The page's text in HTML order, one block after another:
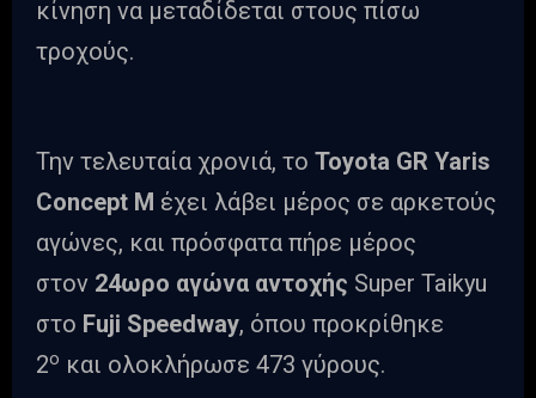
κίνηση να μεταδίδεται στους πίσω
τροχούς.
Την τελευταία χρονιά, το Toyota GR Yaris
Concept M έχει λάβει μέρος σε αρκετούς
αγώνες, και πρόσφατα πήρε μέρος
στον 24ωρο αγώνα αντοχής Super Taikyu
στο Fuji Speedway, όπου προκρίθηκε
2ο και ολοκλήρωσε 473 γύρους.